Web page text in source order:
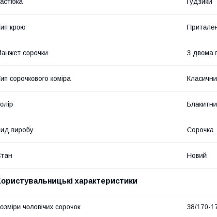
крою
сорочки З двома
сорочкового коміра
виробу Сорочка
Новий
характеристики
чоловічих сорочок 38/170-